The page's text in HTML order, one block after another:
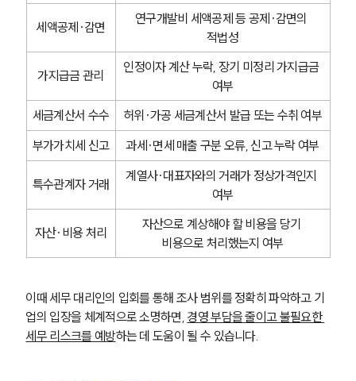
세액공제·감면
연구개발비 세액공제 등 공제·감면의
적법성
가지급금 관리
인정이자 계산 누락, 장기 미정리 가지급금
여부
세금계산서 수수
허위·가공 세금계산서 발급 또는 수취 여부
부가가치세 신고
과세·면세 매출 구분 오류, 신고 누락 여부
특수관계자 거래
계열사·대표자와의 거래가 정상가격인지
여부
자산·비용 처리
자산으로 계상해야 할 비용을 당기
비용으로 처리했는지 여부
이때 세무 대리인의 입회를 통해 조사 범위를 정확히 파악하고 기
업의 입장을 체계적으로 소명하면, 경영 부담을 줄이고 불필요한
세무 리스크를 예방하는 데 도움이 될 수 있습니다.